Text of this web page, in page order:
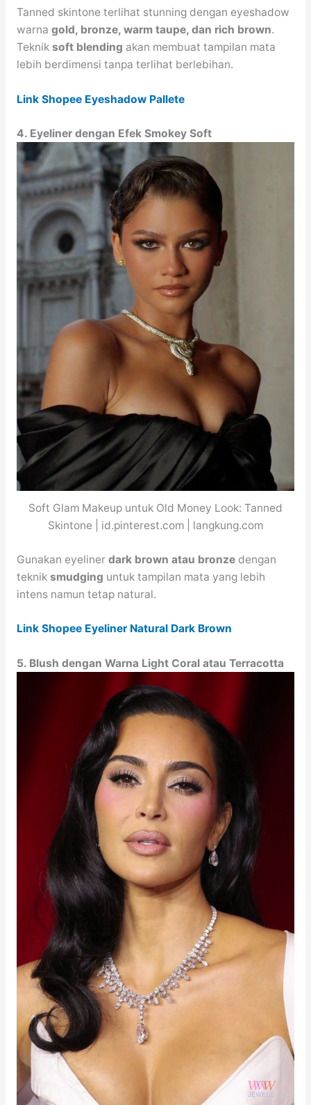
Tanned skintone terlihat stunning dengan eyeshadow
warna gold, bronze, warm taupe, dan rich brown.
Teknik soft blending akan membuat tampilan mata
lebih berdimensi tanpa terlihat berlebihan.
Link Shopee Eyeshadow Pallete
4. Eyeliner dengan Efek Smokey Soft
Soft Glam Makeup untuk Old Money Look: Tanned
Skintone | id.pinterest.com | langkung.com
Gunakan eyeliner dark brown atau bronzedengan
teknik smudging untuk tampilan mata yang lebih
intens namun tetap natural.
Link Shopee Eyeliner Natural Dark Brown
5. Blush dengan Warna Light Coral atau Terracotta